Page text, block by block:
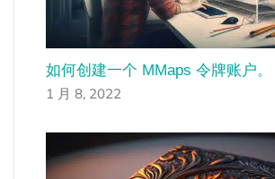
如何创建一个 MMaps 令牌账户。
1 月 8, 2022